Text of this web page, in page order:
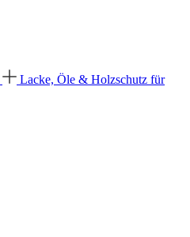
Lacke, Öle & Holzschutz für